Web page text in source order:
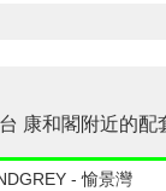
康和閣附近的配
- 愉景灣